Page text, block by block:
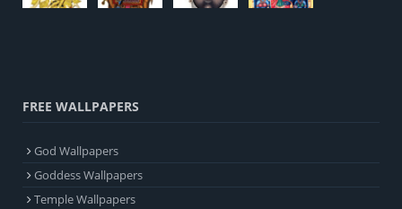
FREE WALLPAPERS
God Wallpapers
Goddess Wallpapers
Temple Wallpapers